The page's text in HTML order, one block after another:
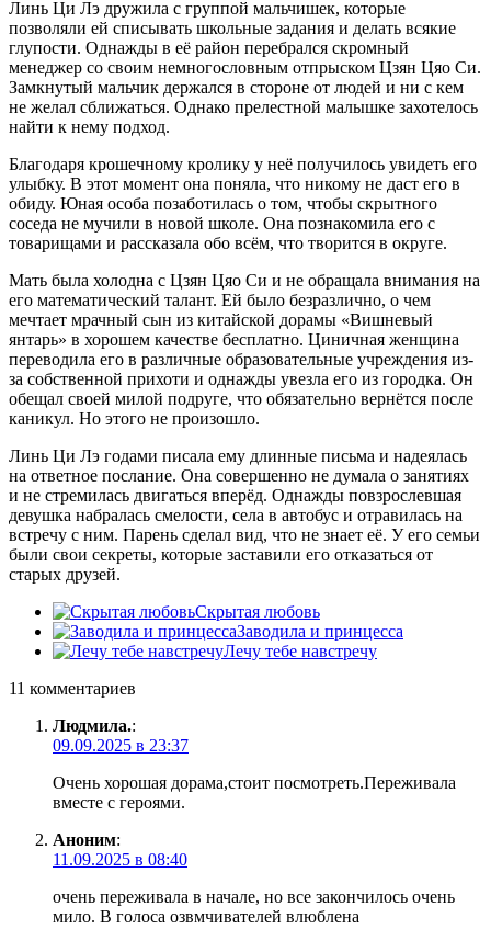
Линь Ци Лэ дружила с группой мальчишек, которые
позволяли ей списывать школьные задания и делать всякие
глупости. Однажды в её район перебрался скромный
менеджер со своим немногословным отпрыском Цзян Цяо Си.
Замкнутый мальчик держался в стороне от людей и ни с кем
не желал сближаться. Однако прелестной малышке захотелось
найти к нему подход.
Благодаря крошечному кролику у неё получилось увидеть его
улыбку. В этот момент она поняла, что никому не даст его в
обиду. Юная особа позаботилась о том, чтобы скрытного
соседа не мучили в новой школе. Она познакомила его с
товарищами и рассказала обо всём, что творится в округе.
Мать была холодна с Цзян Цяо Си и не обращала внимания на
его математический талант. Ей было безразлично, о чем
мечтает мрачный сын из китайской дорамы «Вишневый
янтарь» в хорошем качестве бесплатно. Циничная женщина
переводила его в различные образовательные учреждения из-
за собственной прихоти и однажды увезла его из городка. Он
обещал своей милой подруге, что обязательно вернётся после
каникул. Но этого не произошло.
Линь Ци Лэ годами писала ему длинные письма и надеялась
на ответное послание. Она совершенно не думала о занятиях
и не стремилась двигаться вперёд. Однажды повзрослевшая
девушка набралась смелости, села в автобус и отравилась на
встречу с ним. Парень сделал вид, что не знает её. У его семьи
были свои секреты, которые заставили его отказаться от
старых друзей.
Скрытая любовь
Заводила и принцесса
Лечу тебе навстречу
11 комментариев
Людмила.:
09.09.2025 в 23:37
Очень хорошая дорама,стоит посмотреть.Переживала
вместе с героями.
Аноним:
11.09.2025 в 08:40
очень переживала в начале, но все закончилось очень
мило. В голоса озвмчивателей влюблена